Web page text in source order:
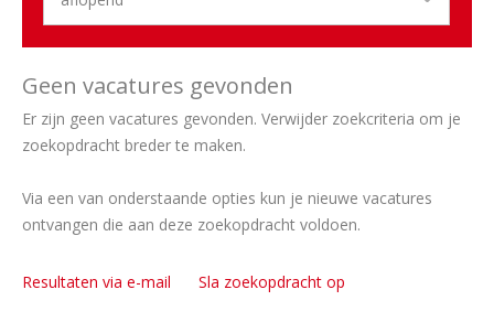
Geen vacatures gevonden
Er zijn geen vacatures gevonden. Verwijder zoekcriteria om je
zoekopdracht breder te maken.
Via een van onderstaande opties kun je nieuwe vacatures
ontvangen die aan deze zoekopdracht voldoen.
Resultaten via e-mail Sla zoekopdracht op